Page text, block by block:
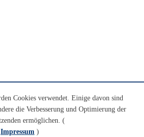
Cookies verwendet. Einige davon sind
die Verbesserung und Optimierung der
ermöglichen. (
Impressum )